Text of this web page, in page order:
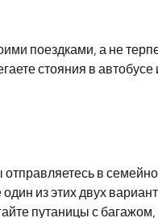
поездками, а не
стояния в автобусе
в
из этих двух
путаницы с багажом,